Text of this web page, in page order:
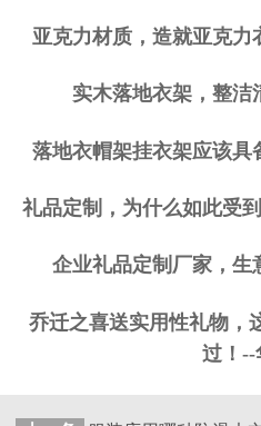
亚克力材质，造就亚克力
实木落地衣架，整洁
落地衣帽架挂衣架应该具
礼品定制，为什么如此受
企业礼品定制厂家，生
乔迁之喜送实用性礼物，
过！--